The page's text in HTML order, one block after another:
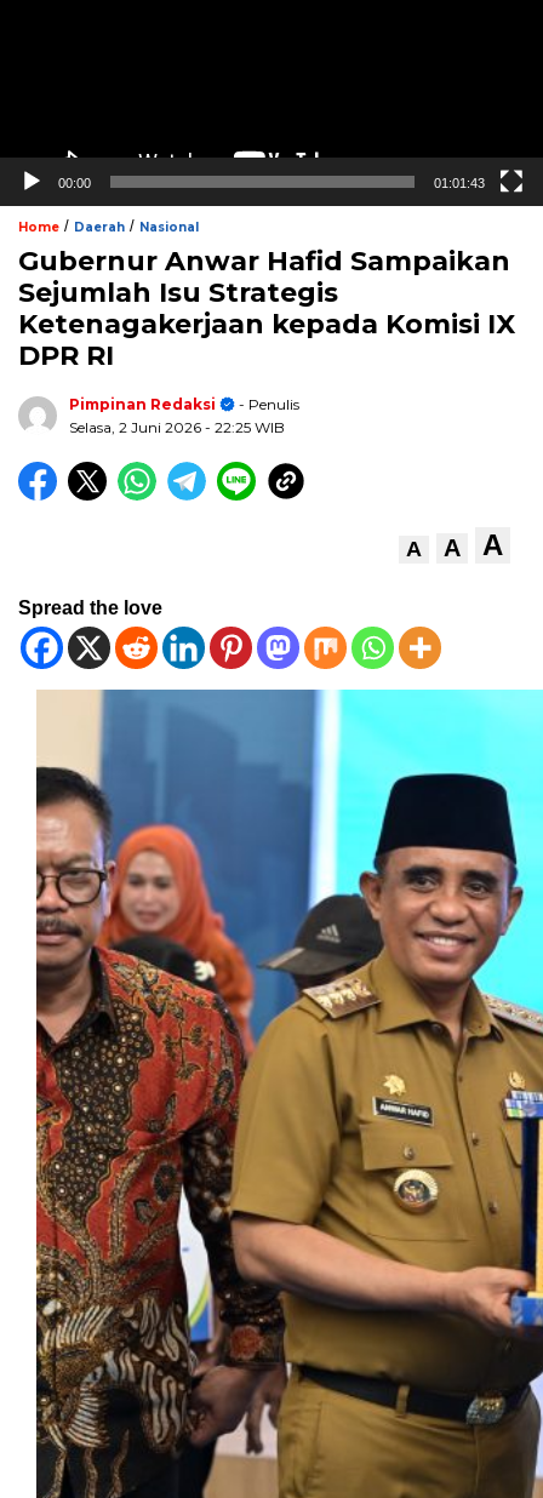
00:00 01:01:43
Home / Daerah / Nasional
Gubernur Anwar Hafid Sampaikan
Sejumlah Isu Strategis
Ketenagakerjaan kepada Komisi IX
DPR RI
Pimpinan Redaksi
- Penulis
Selasa, 2 Juni 2026 - 22:25 WIB
A A A
Spread the love